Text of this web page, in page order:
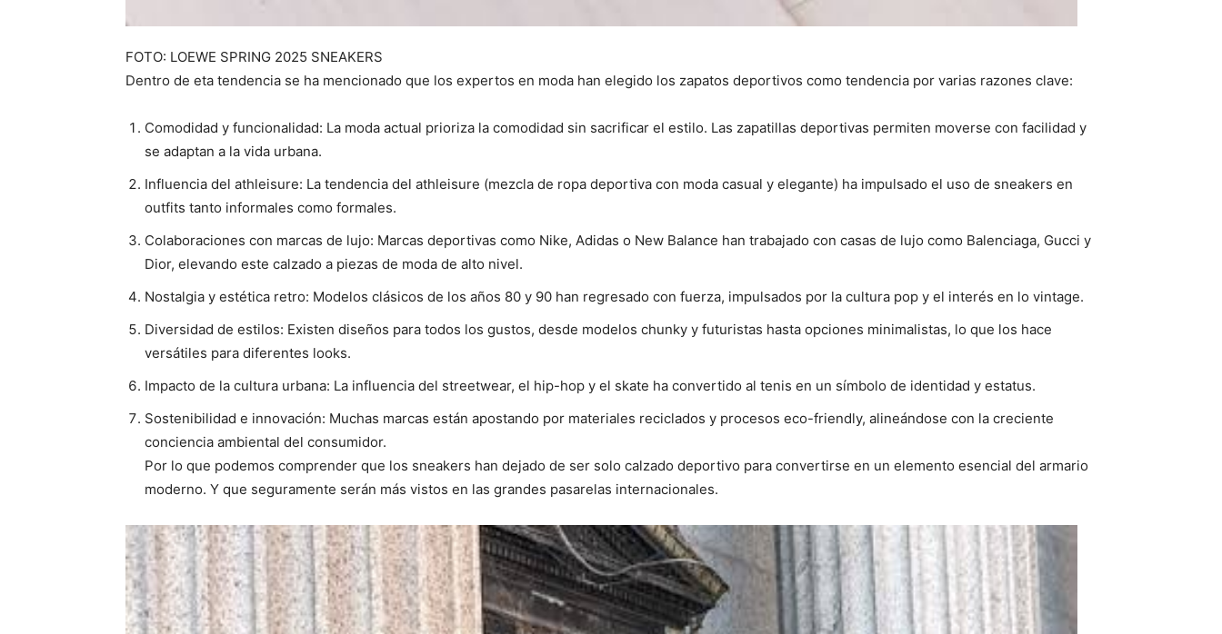
FOTO: LOEWE SPRING 2025 SNEAKERS
Dentro de eta tendencia se ha mencionado que los expertos en moda han elegido los zapatos deportivos como tendencia por varias razones clave:
Comodidad y funcionalidad: La moda actual prioriza la comodidad sin sacrificar el estilo. Las zapatillas deportivas permiten moverse con facilidad y
se adaptan a la vida urbana.
Influencia del athleisure: La tendencia del athleisure (mezcla de ropa deportiva con moda casual y elegante) ha impulsado el uso de sneakers en
outfits tanto informales como formales.
Colaboraciones con marcas de lujo: Marcas deportivas como Nike, Adidas o New Balance han trabajado con casas de lujo como Balenciaga, Gucci y
Dior, elevando este calzado a piezas de moda de alto nivel.
Nostalgia y estética retro: Modelos clásicos de los años 80 y 90 han regresado con fuerza, impulsados por la cultura pop y el interés en lo vintage.
Diversidad de estilos: Existen diseños para todos los gustos, desde modelos chunky y futuristas hasta opciones minimalistas, lo que los hace
versátiles para diferentes looks.
Impacto de la cultura urbana: La influencia del streetwear, el hip-hop y el skate ha convertido al tenis en un símbolo de identidad y estatus.
Sostenibilidad e innovación: Muchas marcas están apostando por materiales reciclados y procesos eco-friendly, alineándose con la creciente
conciencia ambiental del consumidor.
Por lo que podemos comprender que los sneakers han dejado de ser solo calzado deportivo para convertirse en un elemento esencial del armario
moderno. Y que seguramente serán más vistos en las grandes pasarelas internacionales.